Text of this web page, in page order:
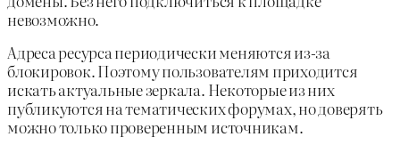
невозможно.
Адреса ресурса периодически меняются из-за
блокировок. Поэтому пользователям приходится
искать актуальные зеркала. Некоторые из них
публикуются на тематических форумах, но доверять
можно только проверенным источникам.